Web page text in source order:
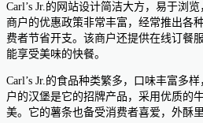
Carl’s Jr.的网站设计简洁大方，易于浏
商户的优惠政策非常丰富，经常推出各
费者节省开支。该商户还提供在线订餐
能享受美味的快餐。
Carl’s Jr.的食品种类繁多，口味丰富多
户的汉堡是它的招牌产品，采用优质的
美。它的薯条也备受消费者喜爱，外酥